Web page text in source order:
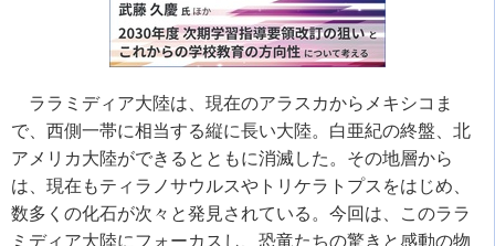
ララミディア大陸は、現在のアラスカからメキシコま
で、西側一帯に相当する縦に長い大陸。白亜紀の終盤、北
アメリカ大陸ができるとともに消滅した。その地層から
は、現在もティラノサウルスやトリケラトプスをはじめ、
数多くの化石が次々と発見されている。今回は、このララ
ミディア大陸にフォーカスし、恐竜たちの驚きと感動の物